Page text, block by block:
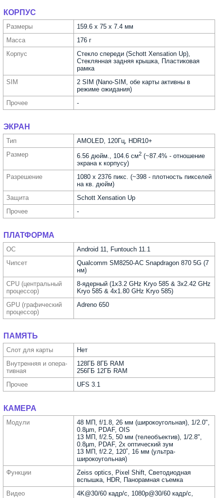
КОРПУС
Размеры
159.6 x 75 x 7.4 мм
Масса
176 г
Корпус
Стекло спереди (Schott Xensation Up),
Стеклянная задняя крышка, Пластиковая
рамка
SIM
2 SIM (Nano-SIM, обе карты активны в
режиме ожидания)
Прочее
-
ЭКРАН
Тип
AMOLED, 120Гц, HDR10+
Размер
6.56 дюйм., 104.6 см2 (~87.4% - отношение
экрана к корпусу)
Разре­шение
1080 x 2376 пикс. (~398 - плотность пикселей
на кв. дюйм)
Защита
Schott Xensation Up
Прочее
-
ПЛАТФОРМА
ОС
Android 11, Funtouch 11.1
Чипсет
Qualcomm SM8250-AC Snapdragon 870 5G (7
нм)
CPU (централь­ный
процес­сор)
8-ядерный (1x3.2 GHz Kryo 585 & 3x2.42 GHz
Kryo 585 & 4x1.80 GHz Kryo 585)
GPU (графи­ческий
процес­сор)
Adreno 650
ПАМЯТЬ
Слот для карты
Нет
Внутрен­няя и опера­
тивная
128ГБ 8ГБ RAM
256ГБ 12ГБ RAM
Прочее
UFS 3.1
КАМЕРА
Модули
48 МП, f/1.8, 26 мм (широкоугольная), 1/2.0",
0.8µm, PDAF, OIS
13 МП, f/2.5, 50 мм (телеобъектив), 1/2.8",
0.8µm, PDAF, 2x оптический зум
13 МП, f/2.2, 120˚, 16 мм (ультра­
широкоугольная)
Функ­ции
Zeiss optics, Pixel Shift, Светодиодная
вспышка, HDR, Панорамная съемка
Видео
4K@30/60 кадр/с, 1080p@30/60 кадр/с,